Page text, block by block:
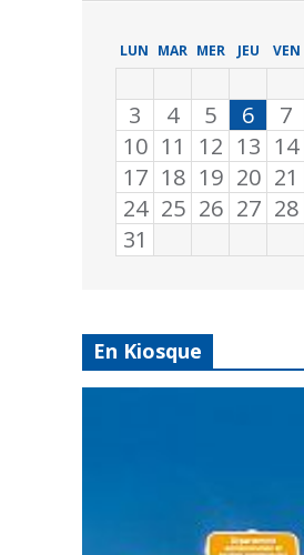
LUN MAR MER JEU VEN
3
4 5 6 7
10 11 12 13 14
17 18 19 20 21
24 25 26 27 28
31
En Kiosque